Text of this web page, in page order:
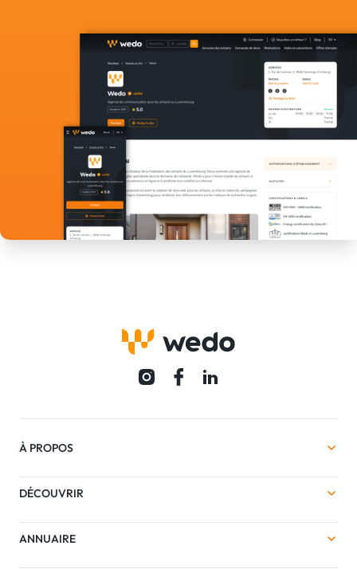
À PROPOS
DÉCOUVRIR
ANNUAIRE